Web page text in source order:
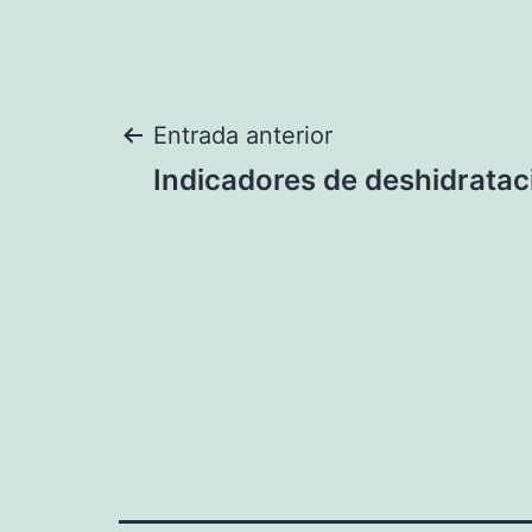
Navegación
Entrada anterior
Indicadores de